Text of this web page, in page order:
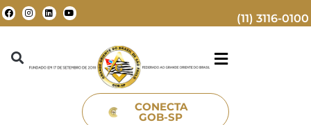
(11) 3116-0100
CONECTA
GOB-SP